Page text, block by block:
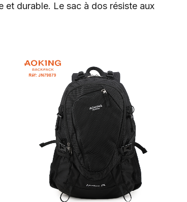
durable. Le sac à dos résiste aux